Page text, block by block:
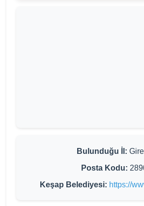
Bulunduğu İl:
Posta Kodu:
Keşap Belediyesi: https://